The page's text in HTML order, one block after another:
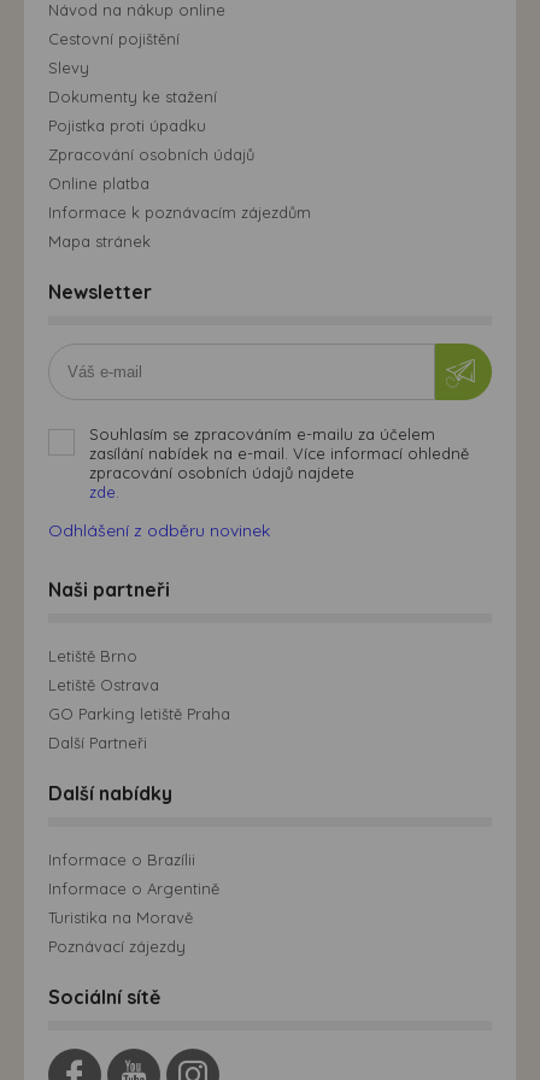
Návod na nákup online
Cestovní pojištění
Slevy
Dokumenty ke stažení
Pojistka proti úpadku
Zpracování osobních údajů
Online platba
Informace k poznávacím zájezdům
Mapa stránek
Newsletter
Souhlasím se zpracováním e-mailu za účelem
zasílání nabídek na e-mail. Více informací ohledně
zpracování osobních údajů najdete
zde.
Odhlášení z odběru novinek
Naši partneři
Letiště Brno
Letiště Ostrava
GO Parking letiště Praha
Další Partneři
Další nabídky
Informace o Brazílii
Informace o Argentině
Turistika na Moravě
Poznávací zájezdy
Sociální sítě